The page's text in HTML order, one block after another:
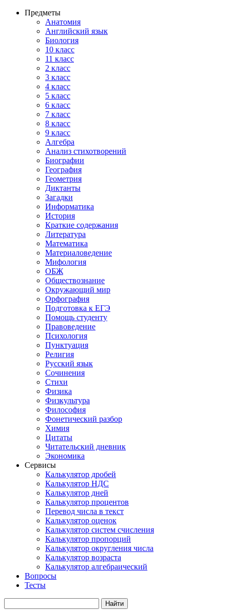
Предметы
Анатомия
Английский язык
Биология
10 класс
11 класс
2 класс
3 класс
4 класс
5 класс
6 класс
7 класс
8 класс
9 класс
Алгебра
Анализ стихотворений
Биографии
География
Геометрия
Диктанты
Загадки
Информатика
История
Краткие содержания
Литература
Математика
Материаловедение
Мифология
ОБЖ
Обществознание
Окружающий мир
Орфография
Подготовка к ЕГЭ
Помощь студенту
Правоведение
Психология
Пунктуация
Религия
Русский язык
Сочинения
Стихи
Физика
Физкультура
Философия
Фонетический разбор
Химия
Цитаты
Читательский дневник
Экономика
Сервисы
Калькулятор дробей
Калькулятор НДС
Калькулятор дней
Калькулятор процентов
Перевод числа в текст
Калькулятор оценок
Калькулятор систем счисления
Калькулятор пропорций
Калькулятор округления числа
Калькулятор возраста
Калькулятор алгебраический
Вопросы
Тесты
Найти